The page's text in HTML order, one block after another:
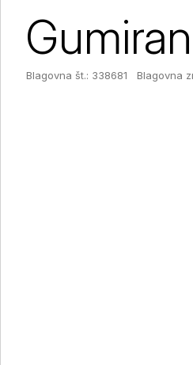
Blagovna št.: 338681 Blagovna